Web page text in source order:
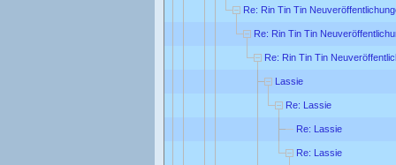
Re: Rin Tin Tin
Re: Rin Tin Tin
Re: Rin Tin Tin
Lassie
Re: Lassie
Re: Lassie
Re: Lassie